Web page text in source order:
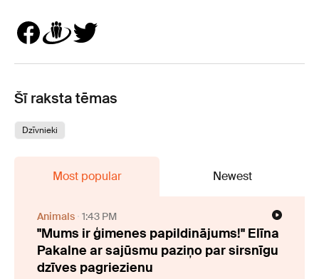
Šī raksta tēmas
Dzīvnieki
Most popular Newest
Animals 1:43 PM
"Mums ir ģimenes papildinājums!" Elīna
Pakalne ar sajūsmu paziņo par sirsnīgu
dzīves pagriezienu